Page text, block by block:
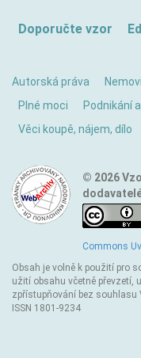
Doporučte vzor
Autorská práva
Plné moci
Podnikání
Věci koupě, nájem, dílo
© 2026
Commons
Obsah je volně k použití pro
užití obsahu včetně převzetí,
zpřístupňování bez souhlasu
ISSN 1801-9234